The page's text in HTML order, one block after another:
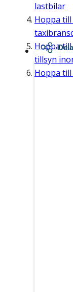
lastbilar
Hoppa till
Hoppa till
tillsyn
Hoppa till